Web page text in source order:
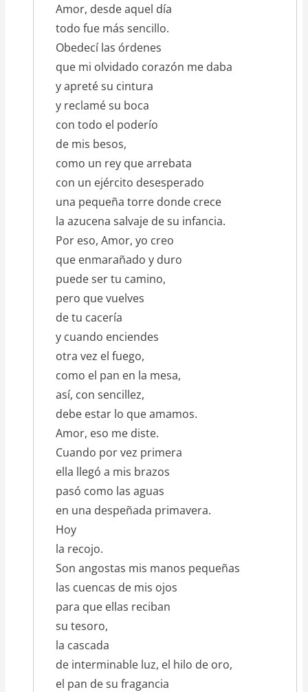
Amor, desde aquel día
todo fue más sencillo.
Obedecí las órdenes
que mi olvidado corazón me daba
y apreté su cintura
y reclamé su boca
con todo el poderío
de mis besos,
como un rey que arrebata
con un ejército desesperado
una pequeña torre donde crece
la azucena salvaje de su infancia.
Por eso, Amor, yo creo
que enmarañado y duro
puede ser tu camino,
pero que vuelves
de tu cacería
y cuando enciendes
otra vez el fuego,
como el pan en la mesa,
así, con sencillez,
debe estar lo que amamos.
Amor, eso me diste.
Cuando por vez primera
ella llegó a mis brazos
pasó como las aguas
en una despeñada primavera.
Hoy
la recojo.
Son angostas mis manos pequeñas
las cuencas de mis ojos
para que ellas reciban
su tesoro,
la cascada
de interminable luz, el hilo de oro,
el pan de su fragancia